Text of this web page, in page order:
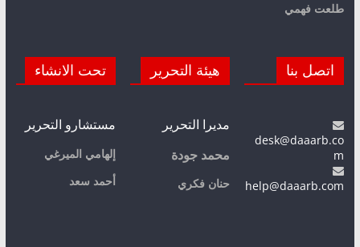
طلعت فهمي
اتصل بنا
desk@daaarb.co
m
help@daaarb.com
هيئة التحرير
مديرا التحرير
محمد جودة
حنان فكري
تحت الانشاء
مستشارو التحرير
إلهامي الميرغي
أحمد سعد